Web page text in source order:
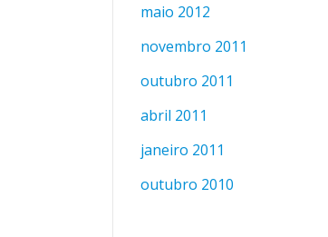
maio 2012
novembro 2011
outubro 2011
abril 2011
janeiro 2011
outubro 2010